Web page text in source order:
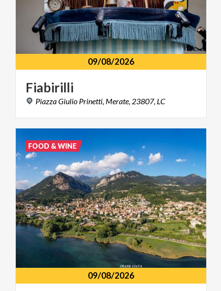
09/08/2026
Fiabirilli
PiazzaGiulio Prinetti, Merate, 23807, LC
09/08/2026
FOOD & WINE